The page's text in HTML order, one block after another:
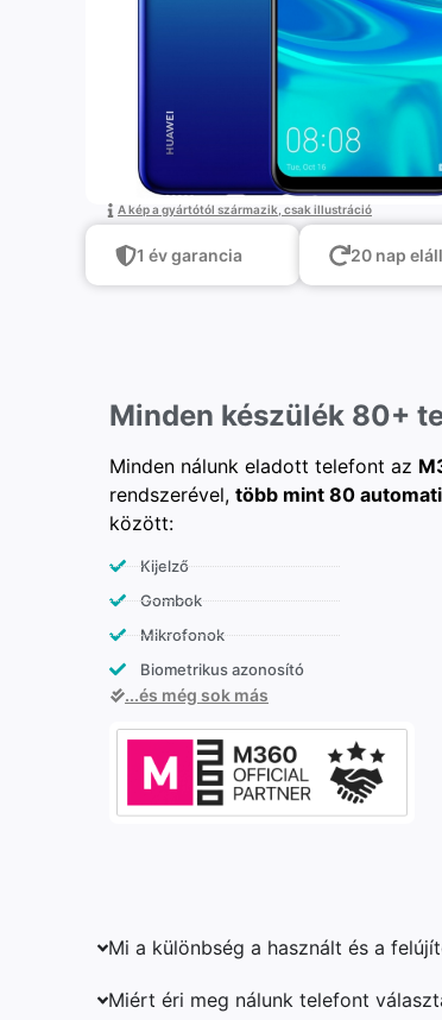
A kép a gyártótól származik, csak illustráció
1 év garancia 20 nap
Minden készülék 80+
Minden nálunk eladott telefont az
rendszerével, több mint 80
között:
Kijelző
Gombok
Mikrofonok
Biometrikus azonosító
...és még sok más
Mi a különbség a használt és a
Miért éri meg nálunk telefont